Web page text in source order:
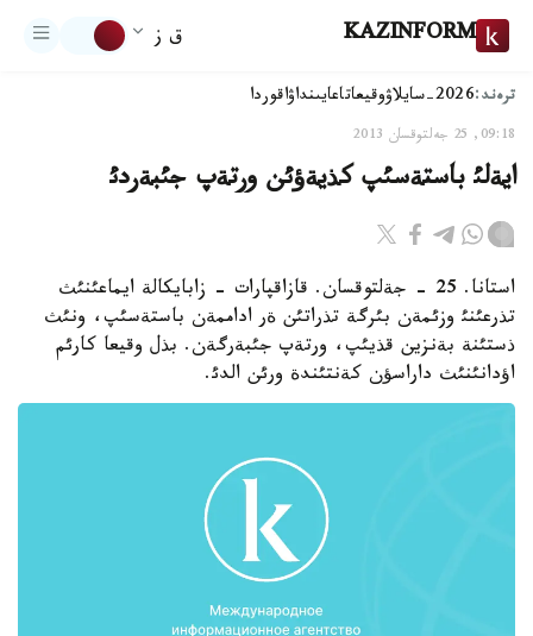
KAZINFORM ق ز
ترەند:2026-سايلاۋ وقيعاتاعايىنداۋاقوردا
09:18, 25 جەلتوقسان 2013
ايةلئ باستةسئپ كذيةؤئن ورتةپ جئبةردئ
استانا. 25 - جةلتوقسان. قازاقپارات - زابايكالة ايماعئنئث
تذرعئنئ وزئمةن بئرگة تذراتئن ةر اداممةن باستةسئپ، ونئث
ذستئنة بةنزين قذيئپ، ورتةپ جئبةرگةن. بذل وقيعا كارئم
اؤدانئنئث داراسؤن كةنتئندة ورئن الدئ.